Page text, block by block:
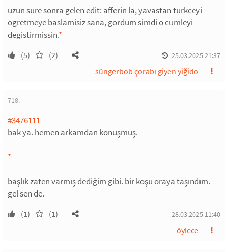
uzun sure sonra gelen edit: afferin la, yavastan turkceyi
ogretmeye baslamisiz sana, gordum simdi o cumleyi
degistirmissin.*
(5) (2) 25.03.2025 21:37
süngerbob çorabı giyen yiğido
718.
#3476111
bak ya. hemen arkamdan konuşmuş.
*
başlık zaten varmış dediğim gibi. bir koşu oraya taşındım.
gel sen de.
(1) (1) 28.03.2025 11:40
öylece